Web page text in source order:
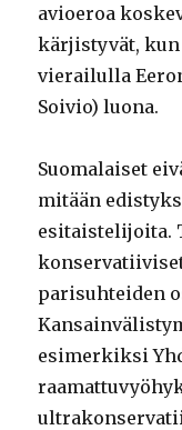
avioeroa
kärjistyvät,
vierailulla
Soivio) luona.
Suomalaiset
mitään
esitaistelijoita.
parisuhteiden
esimerkiksi